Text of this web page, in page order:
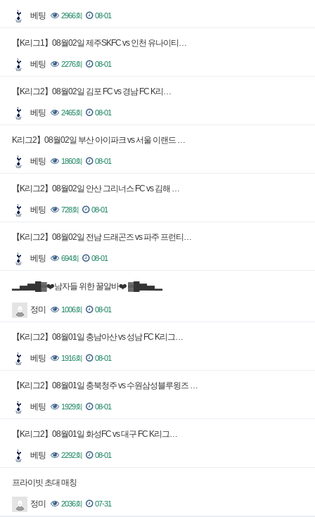
베팅 2966회 08-01
【K리그1】08월02일 제주SKFC vs 인천 유나이티…
베팅 2276회 08-01
【K리그2】08월02일 김포 FC vs 경남 FC K리…
베팅 2465회 08-01
K리그2】08월02일 부산 아이파크 vs 서울 이랜드 …
베팅 1860회 08-01
【K리그2】08월02일 안산 그리너스 FC vs 김해 …
베팅 728회 08-01
【K리그2】08월02일 전남 드래곤즈 vs 파주 프런티…
베팅 694회 08-01
▂▅▇█▓❤️남자들 위한 꿀알바❤️ ▓█▇▅▂
정미 1006회 08-01
【K리그2】08월01일 충남아산 vs 성남 FC K리그…
베팅 1916회 08-01
【K리그2】08월01일 충북청주 vs 수원삼성블루윙즈 …
베팅 1929회 08-01
【K리그2】08월01일 화성FC vs 대구 FC K리그…
베팅 2292회 08-01
프라이빗 초대 매칭
정미 2036회 07-31